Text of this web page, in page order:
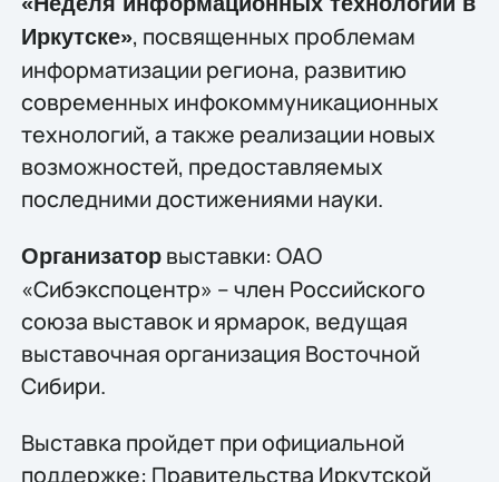
Иркутске», посвященных проблемам
информатизации региона, развитию
современных инфокоммуникационных
технологий, а также реализации новых
возможностей, предоставляемых
последними достижениями науки.
Организаторвыставки: ОАО
«Сибэкспоцентр» – член Российского
союза выставок и ярмарок, ведущая
выставочная организация Восточной
Сибири.
Выставка пройдет при официальной
поддержке: Правительства Иркутской